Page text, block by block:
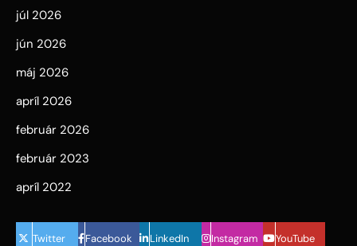
júl 2026
jún 2026
máj 2026
apríl 2026
február 2026
február 2023
apríl 2022
Twitter Facebook LinkedIn Instagram YouTube